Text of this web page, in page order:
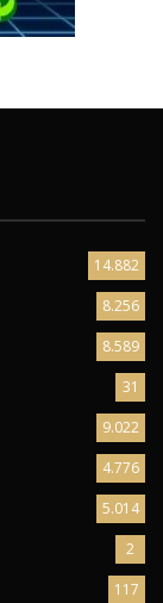
14.882
8.256
8.589
31
9.022
4.776
5.014
2
117